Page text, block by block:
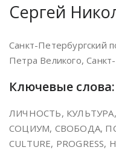
Сергей
Санкт-Петербургский
Петра Великого,
Ключевые слова:
ЛИЧНОСТЬ,
СОЦИУМ, СВОБОДА,
CULTURE, PROGRESS,